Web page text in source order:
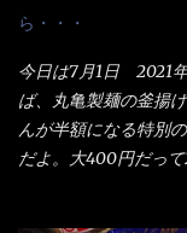
ら・・・
今日は7月1日 2021
ば、丸亀製麺の釜揚
んが半額になる特別
だよ。大400円だっ